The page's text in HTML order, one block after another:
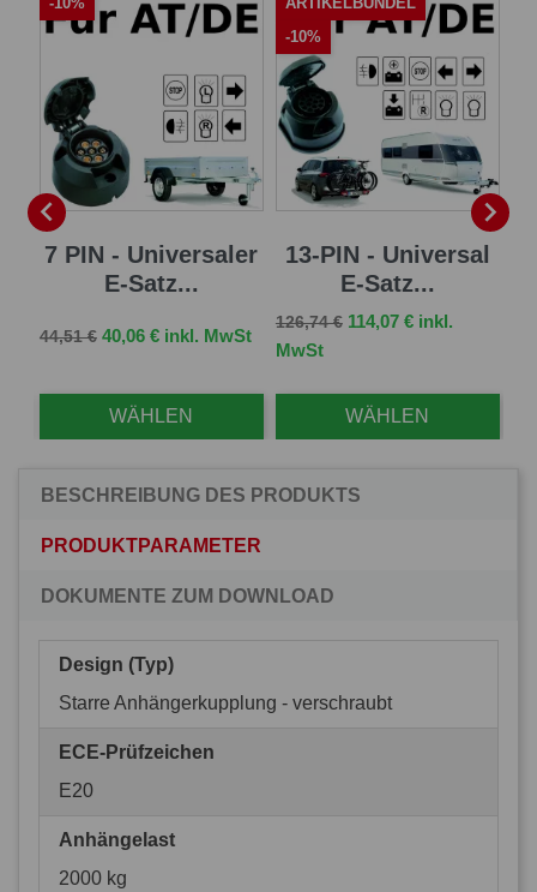

7 PIN - Universaler
E-Satz...
Verkaufspreis
44,51 € Preis
40,06 € inkl. MwSt
WÄHLEN
13-PIN - Universal
E-Satz...
Verkaufspreis
126,74 € Preis
114,07 € inkl.
MwSt
WÄHLEN
-10%

BESCHREIBUNG DES PRODUKTS
PRODUKTPARAMETER
DOKUMENTE ZUM DOWNLOAD
Design (Typ)
Starre Anhängerkupplung - verschraubt
ECE-Prüfzeichen
E20
Anhängelast
2000 kg